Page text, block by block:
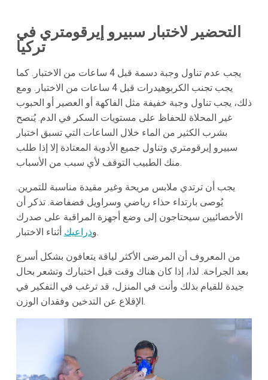
التحضير لاختبار سبيرو إيرقومتري في
تركيا
يجب عدم تناول وجبة دسمة قبل 4 ساعات من الاختبار. كما
يجب تجنب الكربوهيدرات قبل 4 ساعات من الاختبار. ومع
ذلك، يجب تناول وجبة خفيفة مثل الفاكهة أو العصير أو الحبوب
غير المحلاة للحفاظ على مستويات السكر في الدم. يُنصح
بشرب الكثير من الماء خلال الساعات التي تسبق اختبار
سبيرو إيرقومتري وتناول جميع الأدوية المعتادة إلا إذا طلب
منك الطبيب التوقف لأي سبب من الأسباب.
يجب أن ترتدي ملابس مريحة وغير مقيدة مناسبة للتمرين.
يُوصى بارتداء حذاء رياضي وسراويل فضفاضة. تذكر أن
الأخصائيين سيحتاجون إلى وضع أجهزة المراقبة على صدرك
وذراعيك أثناء الاختبار.
من المعروف أن المرضى الأكثر لياقة يتعافون بشكل أسرع
بعد الجراحة. لذا، إذا كان هناك وقت قبل اختبارك وتشعر بحال
جيدة للقيام بذلك وأنت في المنزل، قد ترغب في التفكير في
الإقلاع عن التدخين وفقدان الوزن.